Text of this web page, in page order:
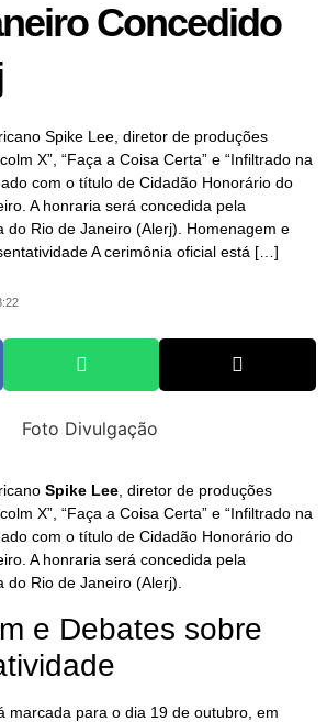
Concedido
Spike Lee, diretor de produções
X”, “Faça a Coisa Certa” e “Infiltrado na
com o título de Cidadão Honorário do
A honraria será concedida pela
do Rio de Janeiro (Alerj). Homenagem e
A cerimônia oficial está […]
Spike Lee, diretor de produções
X”, “Faça a Coisa Certa” e “Infiltrado na
com o título de Cidadão Honorário do
A honraria será concedida pela
do Rio de Janeiro (Alerj).
e Debates sobre
marcada para o dia 19 de outubro, em